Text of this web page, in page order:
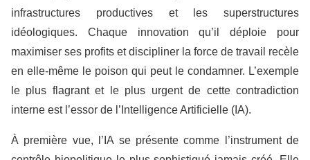
infrastructures productives et les superstructures
idéologiques. Chaque innovation qu’il déploie pour
maximiser ses profits et discipliner la force de travail recèle
en elle-même le poison qui peut le condamner. L’exemple
le plus flagrant et le plus urgent de cette contradiction
interne est l’essor de l’Intelligence Artificielle (IA).
À première vue, l’IA se présente comme l’instrument de